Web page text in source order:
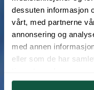
dessuten informasjon
vårt, med partnerne
annonsering og
med annen
eller som de har